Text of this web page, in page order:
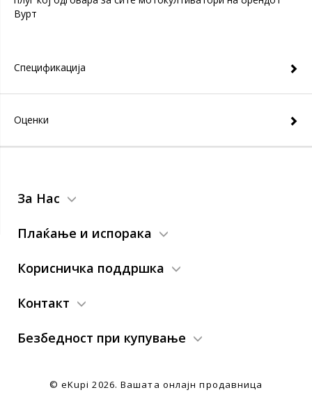
Вурт
Спецификација
Оценки
За Нас
Плаќање и испорака
Корисничка поддршка
Контакт
Безбедност при купување
© eKupi2026. Вашата онлајн продавница